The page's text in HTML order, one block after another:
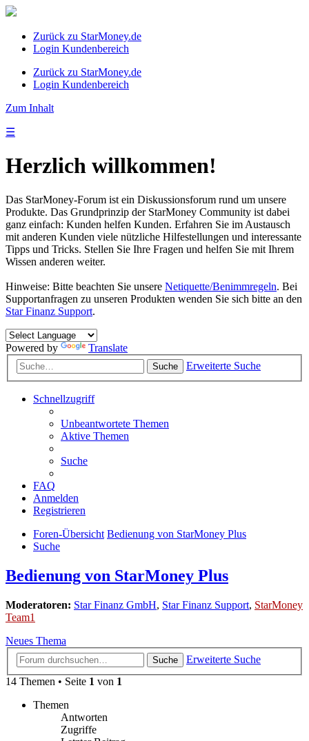
Zurück zu StarMoney.de
Login Kundenbereich
Zurück zu StarMoney.de
Login Kundenbereich
Zum Inhalt
☰
Herzlich willkommen!
Das StarMoney-Forum ist ein Diskussionsforum rund um unsere
Produkte. Das Grundprinzip der StarMoney Community ist dabei
ganz einfach: Kunden helfen Kunden. Erfahren Sie im Austausch
mit anderen Kunden viele nützliche Hilfestellungen und interessante
Tipps und Tricks. Stellen Sie Ihre Fragen und helfen Sie mit Ihrem
Wissen anderen weiter.
Hinweise: Bitte beachten Sie unsere Netiquette/Benimmregeln. Bei
Supportanfragen zu unseren Produkten wenden Sie sich bitte an den
Star Finanz Support.
Powered by Translate
Suche Erweiterte Suche
Schnellzugriff
Unbeantwortete Themen
Aktive Themen
Suche
FAQ
Anmelden
Registrieren
Foren-Übersicht Bedienung von StarMoney Plus
Suche
Bedienung von StarMoney Plus
Moderatoren: Star Finanz GmbH, Star Finanz Support, StarMoney
Team1
Neues Thema
Suche
Erweiterte Suche
14 Themen • Seite 1 von 1
Themen
Antworten
Zugriffe